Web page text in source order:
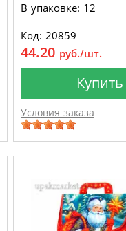
В упаковке: 12
Код: 20859
44.20 руб./шт.
Купить
Условия заказа